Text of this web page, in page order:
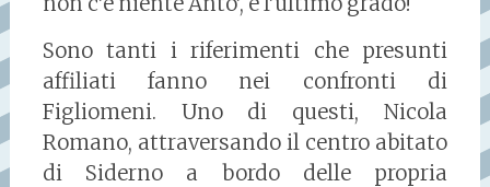
Sono tanti i riferimenti che presunti
affiliati fanno nei confronti di
Figliomeni. Uno di questi, Nicola
Romano, attraversando il centro abitato
di Siderno a bordo delle propria